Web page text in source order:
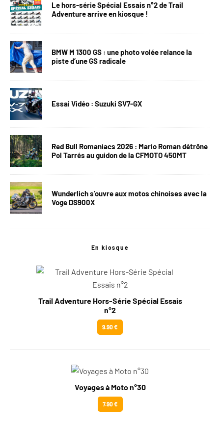
Le hors-série Spécial Essais n°2 de Trail
Adventure arrive en kiosque !
BMW M 1300 GS : une photo volée relance la
piste d’une GS radicale
Essai Vidéo : Suzuki SV7-GX
Red Bull Romaniacs 2026 : Mario Roman détrône
Pol Tarrés au guidon de la CFMOTO 450MT
Wunderlich s’ouvre aux motos chinoises avec la
Voge DS900X
En kiosque
Trail Adventure Hors-Série Spécial Essais
n°2
9.90 €
Voyages à Moto n°30
7.90 €